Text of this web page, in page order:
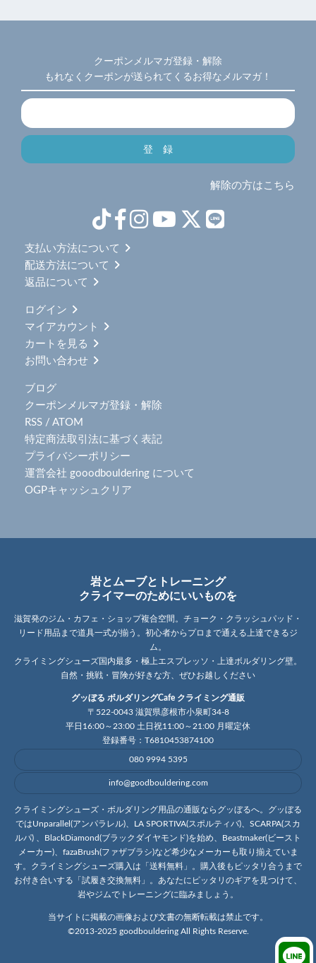
クーポンメルマガ登録・解除
もれなくクーポンが送られてくるお得なメルマガ！
解除の方はこちら
支払い方法について
配送方法について
返品について
ログイン
マイアカウント
カートを見る
お問い合わせ
ブログ
クーポンメルマガ登録・解除
RSS / ATOM
特定商法取引法に基づく表記
プライバシーポリシー
運営会社 gooodbouldering について
OGPキャッシュクリア
岩とムーブとトレーニング
クライマーのためにいいものを
滋賀発のジム・カフェ・ショップ複合空間。チョーク・クラッシュパッド・
リード用品まで道具一式が揃う。初心者からプロまで通える上達できるジ
ム。
クライミングシューズ国内最多・極上エスプレッソ・上達ボルダリング壁。
自然・挑戦・冒険が好きな方、ぜひお越しください
グッぼる ボルダリングCafe クライミング通販
〒522-0043 滋賀県彦根市小泉町34-8
平日16:00～23:00 土日祝11:00～21:00 月曜定休
登録番号：T6810453874100
080 9994 5395
info@goodbouldering.com
クライミングシューズ・ボルダリング用品の通販ならグッぼるへ。グッぼる
ではUnparallel(アンパラレル)、LA SPORTIVA(スポルティバ)、SCARPA(スカ
ルパ) 、BlackDiamond(ブラックダイヤモンド)を始め、Beastmaker(ビースト
メーカー)、fazaBrush(ファザブラシ)など希少なメーカーも取り揃えていま
す。クライミングシューズ購入は「送料無料」。購入後もピッタリ合うまで
お付き合いする「試履き交換無料」。あなたにピッタリのギアを見つけて、
岩やジムでトレーニングに臨みましょう。
当サイトに掲載の画像および文書の無断転載は禁止です。
©2013-2025 goodbouldering All Rights Reserve.